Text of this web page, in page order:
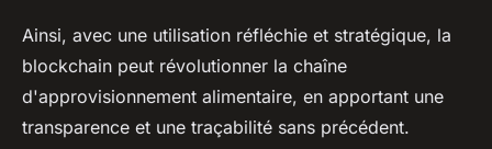
Ainsi, avec une utilisation réfléchie et stratégique, la
blockchain peut révolutionner la chaîne
d'approvisionnement alimentaire, en apportant une
transparence et une traçabilité sans précédent.